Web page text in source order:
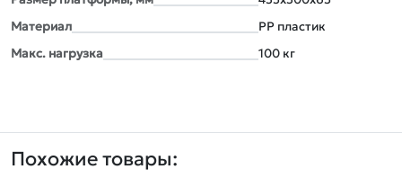
Материал
PP пластик
Макс. нагрузка
100 кг
Похожие товары: